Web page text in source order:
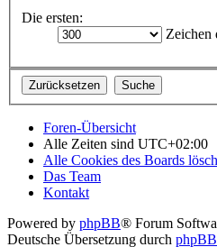
Die ersten:
Zeichen
Foren-Übersicht
Alle Zeiten sind UTC+02:00
Alle Cookies des Boards
Das Team
Kontakt
Powered by phpBB® Forum
Deutsche Übersetzung durch